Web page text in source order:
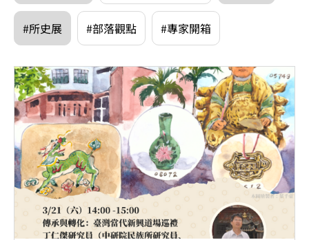
#所史展 #部落觀點 #專家開箱